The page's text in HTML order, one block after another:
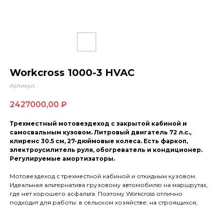
Workcross 1000-3 HVAC
Артикул:
2427000,00 ₽
Трехместный мотовездеход с закрытой кабиной и
самосвальным кузовом. Литровый двигатель 72 л.с.,
клиренс 30.5 см, 27-дюймовые колеса. Есть фаркоп,
электроусилитель руля, обогреватель и кондиционер.
Регулируемые амортизаторы.
Мотовездеход с трехместной кабиной и откидным кузовом.
Идеальная альтернатива грузовому автомобилю на маршрутах,
где нет хорошего асфальта. Поэтому Workcross отлично
подходит для работы: в сельском хозяйстве; на строящихся,